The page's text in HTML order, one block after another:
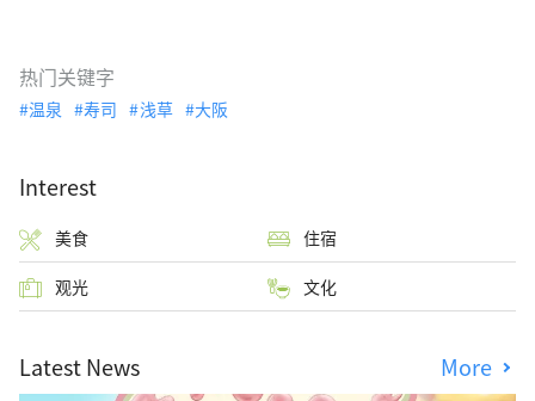
热门关键字
温泉 寿司 浅草 大阪
Interest
美食 住宿
观光 文化
Latest News More